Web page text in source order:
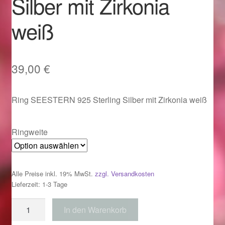
Im Gedenken an
Impressum
Karneval 2015 – Schmuck zu Fasching & Co.
Kasse
Liefer- und Versandkosten
Magisches und Festliches zu Halloween
weiß
39,00 €
Ring SEESTERN 925 Sterling Silber mit Zirkonia weiß
Ringweite
Alle Preise inkl. 19% MwSt. zzgl. Versandkosten
Lieferzeit: 1-3 Tage
SEESTERN
In den Warenkorb